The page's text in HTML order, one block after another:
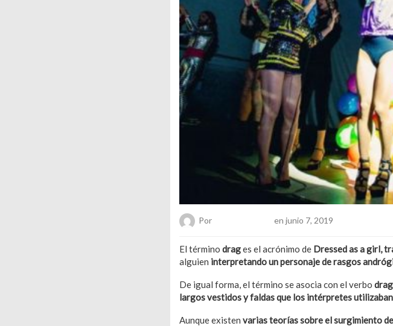
Por en junio 7, 2019
El término drages el acrónimo de Dressed as a girl,
alguien interpretando un personaje de rasgos
De igual forma, el término se asocia con el verbo
largos vestidos y faldas que los intérpretes
Aunque existen varias teorías sobre el surgimiento